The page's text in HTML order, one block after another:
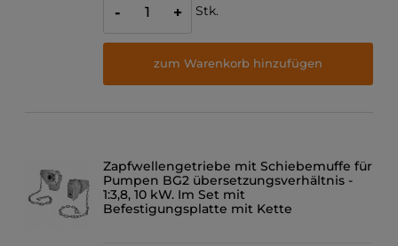
- + Stk.
zum Warenkorb hinzufügen
Zapfwellengetriebe mit Schiebemuffe für
Pumpen BG2 übersetzungsverhältnis -
1:3,8, 10 kW. Im Set mit
Befestigungsplatte mit Kette